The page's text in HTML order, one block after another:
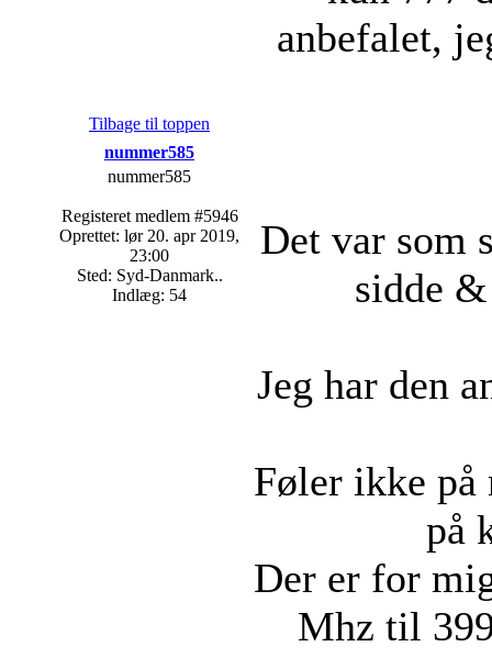
anbefalet,
Tilbage til toppen
nummer585
nummer585
Registeret medlem #5946
Oprettet: lør 20. apr 2019,
23:00
Sted: Syd-Danmark..
Indlæg: 54
Det var som
sidde
Jeg har den
Føler ikke på
på
Der er for
Mhz til